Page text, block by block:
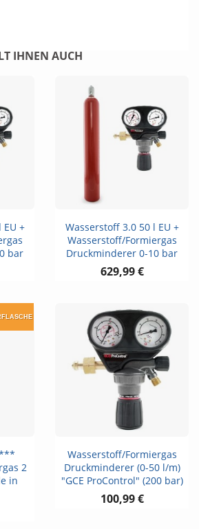
IHNEN AUCH
+
bar
Wasserstoff 3.0 50 l EU +
Wasserstoff/Formiergas
Druckminderer 0-10 bar
629,99 €
2
in
Wasserstoff/Formiergas
Druckminderer (0-50 l/m)
"GCE ProControl" (200 bar)
100,99 €